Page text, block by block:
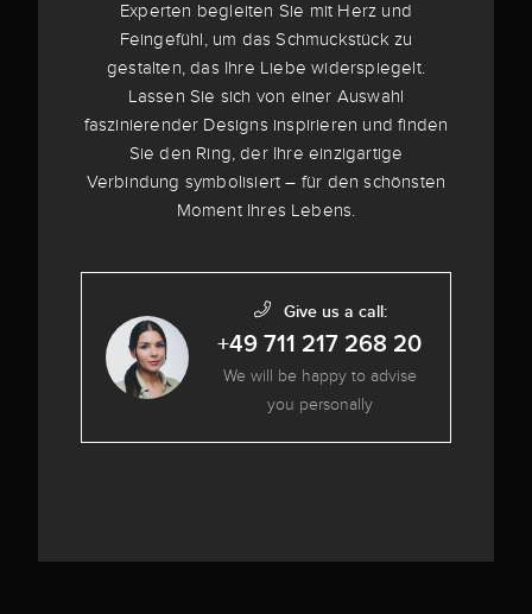
Experten begleiten Sie mit Herz und
Feingefühl, um das Schmuckstück zu
gestalten, das Ihre Liebe widerspiegelt.
Lassen Sie sich von einer Auswahl
faszinierender Designs inspirieren und finden
Sie den Ring, der Ihre einzigartige
Verbindung symbolisiert – für den schönsten
Moment Ihres Lebens.
Give us a call:
+49 711 217 268 20
We will be happy to advise
you personally